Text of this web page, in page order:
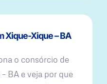
Xique-Xique – BA
o consórcio de
BA e veja por que